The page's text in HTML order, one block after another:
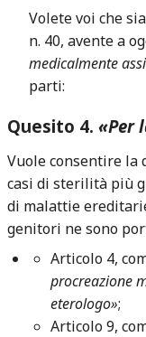
Volete voi che
n. 40, avente a
medicalmente
parti:
Quesito 4. «Per
Vuole consentire la
casi di sterilità più
di malattie
genitori ne sono
Articolo 4,
procreazione
eterologo»;
Articolo 9,